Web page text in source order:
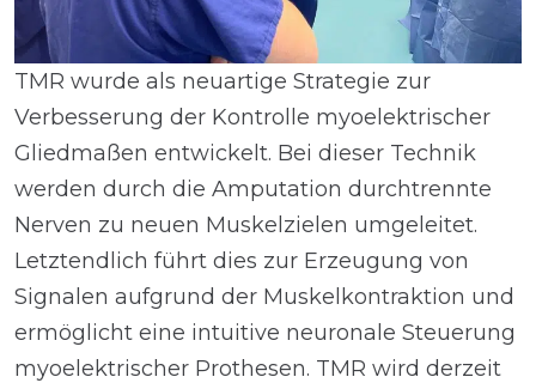
TMR wurde als neuartige Strategie zur
Verbesserung der Kontrolle myoelektrischer
Gliedmaßen entwickelt. Bei dieser Technik
werden durch die Amputation durchtrennte
Nerven zu neuen Muskelzielen umgeleitet.
Letztendlich führt dies zur Erzeugung von
Signalen aufgrund der Muskelkontraktion und
ermöglicht eine intuitive neuronale Steuerung
myoelektrischer Prothesen. TMR wird derzeit